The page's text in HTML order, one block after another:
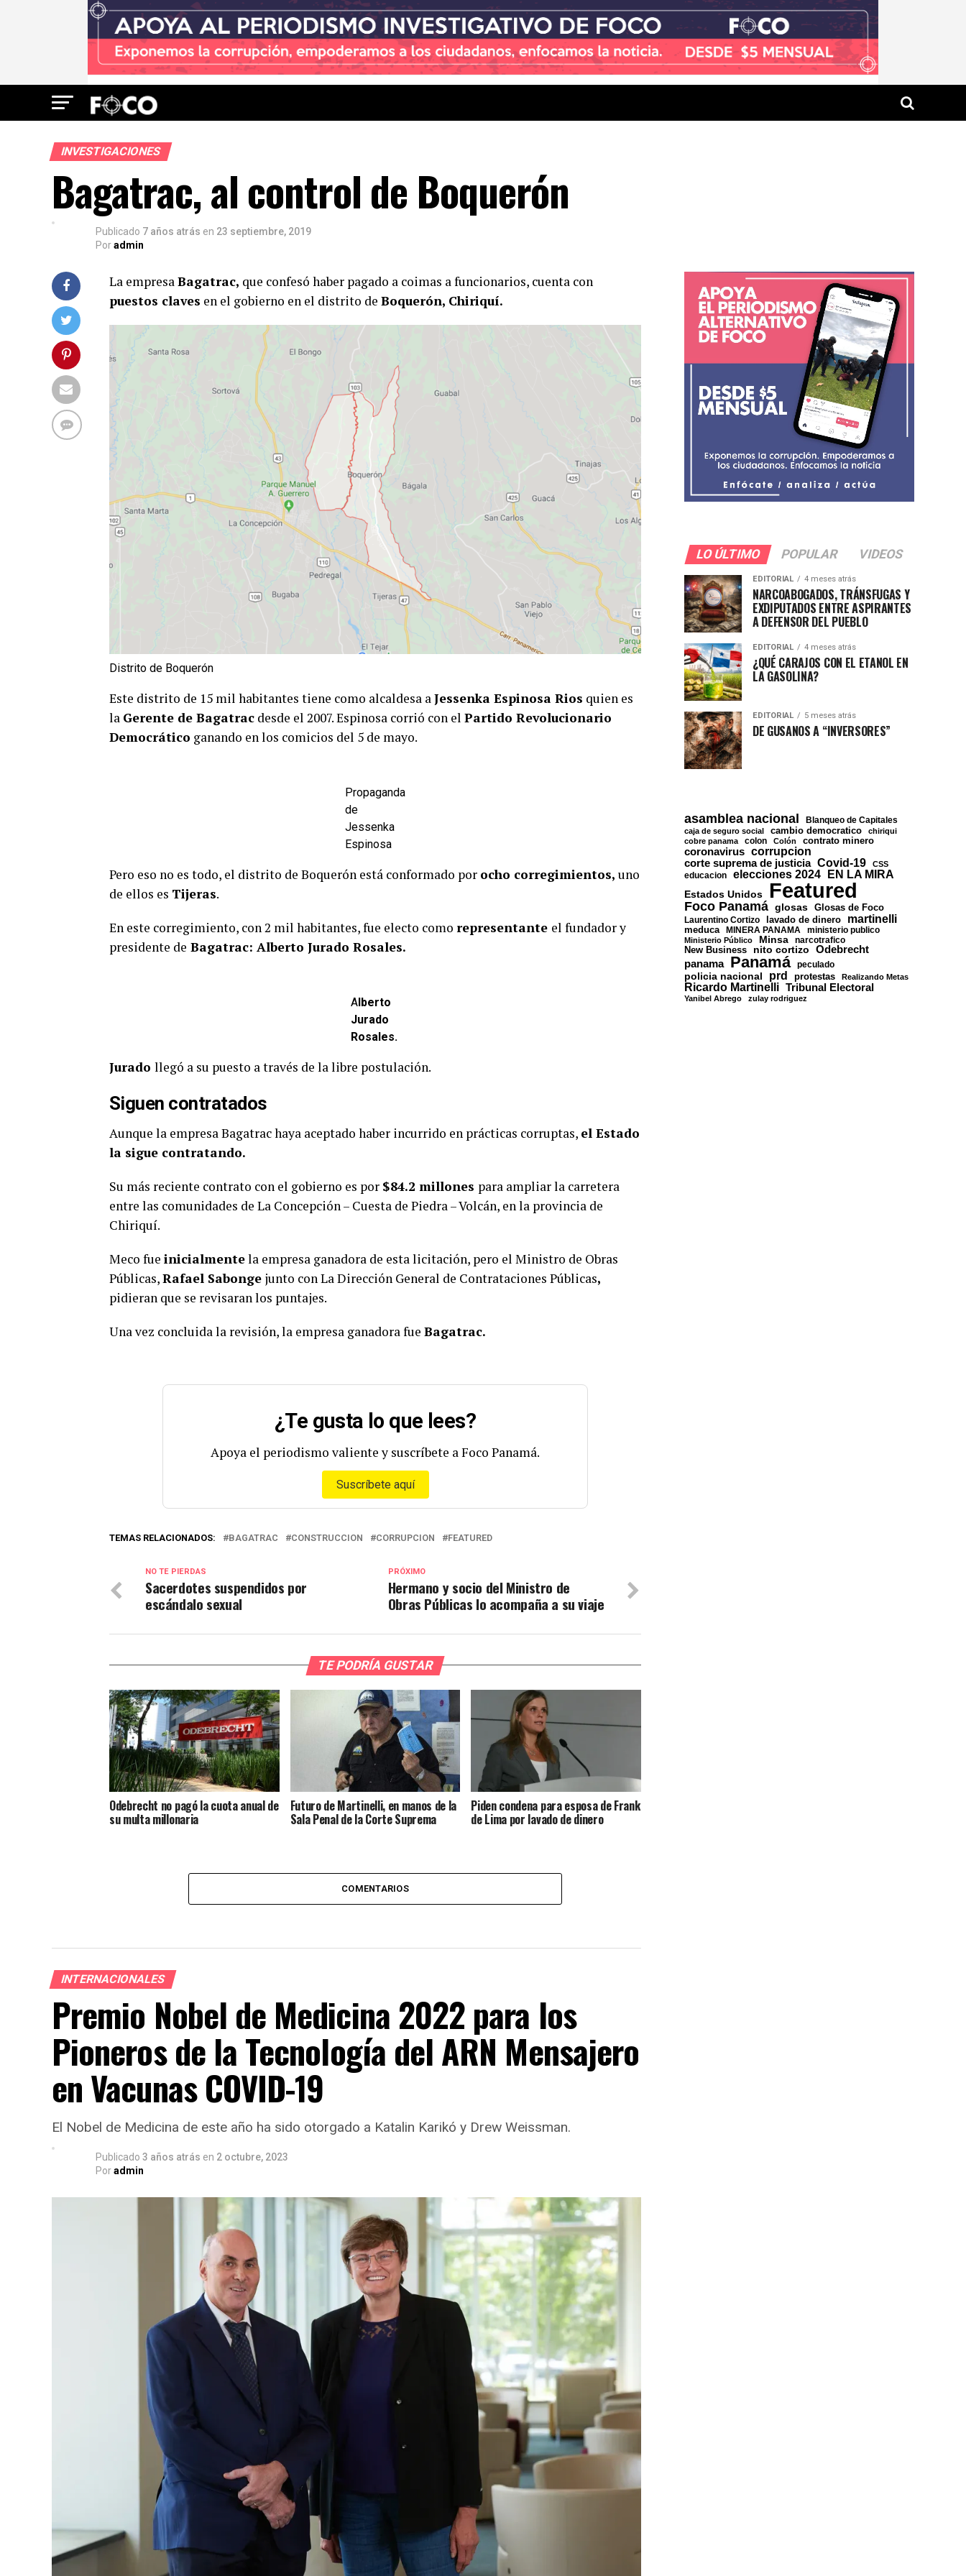
INVESTIGACIONES
Bagatrac, al control de Boquerón
Publicado 7 años atrás en 23 septiembre, 2019
Poradmin
La empresaBagatrac, que confesó haber pagado a coimas a funcionarios, cuenta con
puestos claves en el gobierno en el distrito de Boquerón, Chiriquí.
Distrito de Boquerón
Este distrito de 15 mil habitantes tiene como alcaldesa aJessenka Espinosa Rios quien es
la Gerente de Bagatrac desde el 2007. Espinosa corrió con el Partido Revolucionario
Democrático ganando en los comicios del 5 de mayo.
Propaganda
de
Jessenka
Espinosa
Pero eso no es todo, el distrito de Boquerón está conformado por ocho corregimientos, uno
de ellos es Tijeras.
En este corregimiento, con 2 mil habitantes, fue electo como representante el fundador y
presidente de Bagatrac: Alberto Jurado Rosales.
Alberto
Jurado
Rosales.
Jurado llegó a su puesto a través de la libre postulación.
Siguen contratados
Aunque la empresa Bagatrac haya aceptado haber incurrido en prácticas corruptas, el Estado
la sigue contratando.
Su más reciente contrato con el gobierno es por $84.2 millones para ampliar la carretera
entre las comunidades de La Concepción – Cuesta de Piedra – Volcán, en la provincia de
Chiriquí.
Meco fue inicialmentela empresa ganadora de esta licitación, pero el Ministro de Obras
Públicas,Rafael Sabonge junto con La Dirección General de Contrataciones Públicas,
pidieran que se revisaran los puntajes.
Una vez concluida la revisión, la empresa ganadora fue Bagatrac.
¿Te gusta lo que lees?
Apoya el periodismo valiente y suscríbete a Foco Panamá.
Suscríbete aquí
TEMAS RELACIONADOS: BAGATRAC CONSTRUCCION CORRUPCION FEATURED
PRÓXIMO
Hermano y socio del Ministro de
Obras Públicas lo acompaña a su viaje
NO TE PIERDAS
Sacerdotes suspendidos por
escándalo sexual
TE PODRÍA GUSTAR
Odebrecht no pagó la cuota anual de
su multa millonaria
Futuro de Martinelli, en manos de la
Sala Penal de la Corte Suprema
Piden condena para esposa de Frank
de Lima por lavado de dinero
COMENTARIOS
INTERNACIONALES
Premio Nobel de Medicina 2022 para los
Pioneros de la Tecnología del ARN Mensajero
en Vacunas COVID-19
El Nobel de Medicina de este año ha sido otorgado a Katalin Karikó y Drew Weissman.
Publicado 3 años atrás en 2 octubre, 2023
Poradmin
LO ÚLTIMO POPULAR VIDEOS
EDITORIAL 4 meses atrás
NARCOABOGADOS, TRÁNSFUGAS Y
EXDIPUTADOS ENTRE ASPIRANTES
A DEFENSOR DEL PUEBLO
EDITORIAL 4 meses atrás
¿QUÉ CARAJOS CON EL ETANOL EN
LA GASOLINA?
EDITORIAL 5 meses atrás
DE GUSANOS A “INVERSORES”
asamblea nacional Blanqueo de Capitales
caja de seguro social cambio democratico
chiriqui
cobre panama
colon Colón contrato minero
coronavirus corrupcion
corte suprema de justicia Covid-19 CSS
educacion elecciones 2024 EN LA MIRA
Estados Unidos Featured
Foco Panamá glosas Glosas de Foco
Laurentino Cortizo lavado de dinero martinelli
meduca MINERA PANAMA ministerio publico
Ministerio Público Minsa
narcotrafico
New Business
nito cortizo Odebrecht
panama Panamá peculado
policia nacional prd protestas Realizando Metas
Ricardo Martinelli Tribunal Electoral
Yanibel Abrego zulay rodriguez